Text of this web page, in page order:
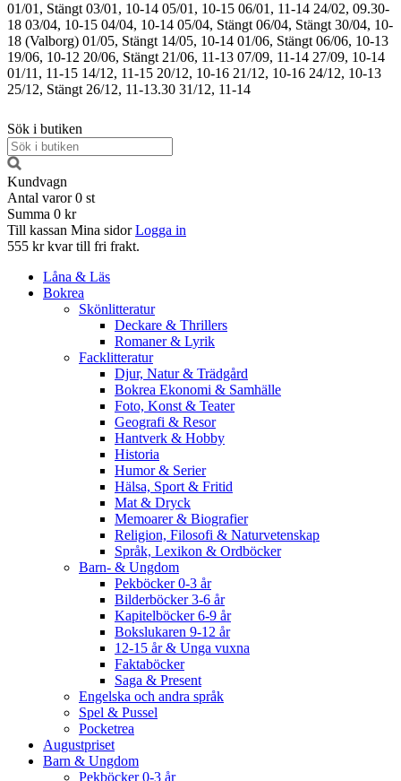
01/01, Stängt 03/01, 10-14 05/01, 10-15 06/01, 11-14 24/02, 09.30-
18 03/04, 10-15 04/04, 10-14 05/04, Stängt 06/04, Stängt 30/04, 10-
18 (Valborg) 01/05, Stängt 14/05, 10-14 01/06, Stängt 06/06, 10-13
19/06, 10-12 20/06, Stängt 21/06, 11-13 07/09, 11-14 27/09, 10-14
01/11, 11-15 14/12, 11-15 20/12, 10-16 21/12, 10-16 24/12, 10-13
25/12, Stängt 26/12, 11-13.30 31/12, 11-14
Sök i butiken
Kundvagn
Antal varor 0 st
Summa 0 kr
Till kassan Mina sidor Logga in
555 kr kvar till fri frakt.
Låna & Läs
Bokrea
Skönlitteratur
Deckare & Thrillers
Romaner & Lyrik
Facklitteratur
Djur, Natur & Trädgård
Bokrea Ekonomi & Samhälle
Foto, Konst & Teater
Geografi & Resor
Hantverk & Hobby
Historia
Humor & Serier
Hälsa, Sport & Fritid
Mat & Dryck
Memoarer & Biografier
Religion, Filosofi & Naturvetenskap
Språk, Lexikon & Ordböcker
Barn- & Ungdom
Pekböcker 0-3 år
Bilderböcker 3-6 år
Kapitelböcker 6-9 år
Bokslukaren 9-12 år
12-15 år & Unga vuxna
Faktaböcker
Saga & Present
Engelska och andra språk
Spel & Pussel
Pocketrea
Augustpriset
Barn & Ungdom
Pekböcker 0-3 år